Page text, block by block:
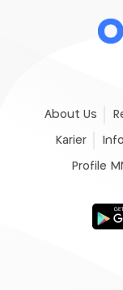
About Us
Karier
Profile